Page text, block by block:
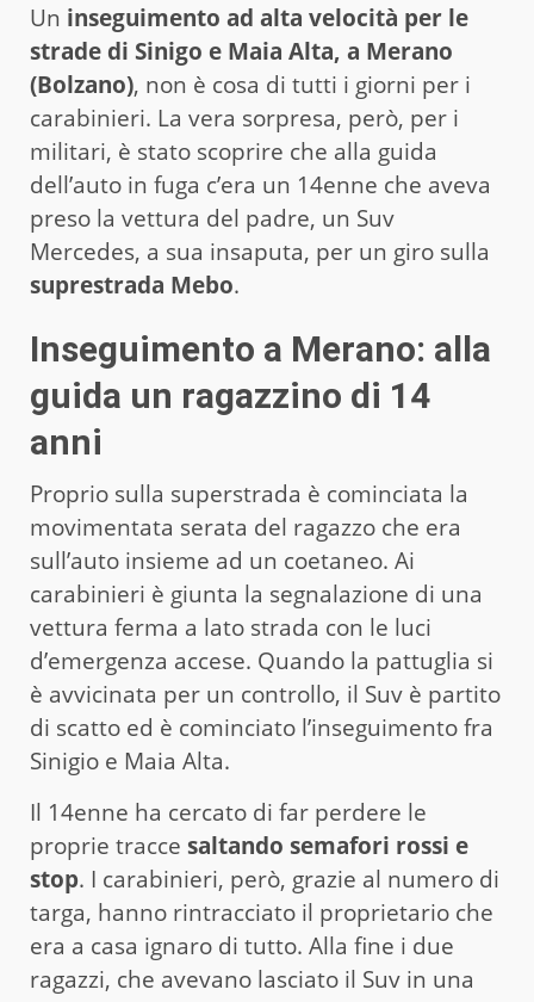
Un inseguimento ad alta velocità per le
strade di Sinigo e Maia Alta, a Merano
(Bolzano), non è cosa di tutti i giorni per i
carabinieri. La vera sorpresa, però, per i
militari, è stato scoprire che alla guida
dell’auto in fuga c’era un 14enne che aveva
preso la vettura del padre, un Suv
Mercedes, a sua insaputa, per un giro sulla
suprestrada Mebo.
Inseguimento a Merano: alla
guida un ragazzino di 14
anni
Proprio sulla superstrada è cominciata la
movimentata serata del ragazzo che era
sull’auto insieme ad un coetaneo. Ai
carabinieri è giunta la segnalazione di una
vettura ferma a lato strada con le luci
d’emergenza accese. Quando la pattuglia si
è avvicinata per un controllo, il Suv è partito
di scatto ed è cominciato l’inseguimento fra
Sinigio e Maia Alta.
Il 14enne ha cercato di far perdere le
proprie tracce saltando semafori rossi e
stop. I carabinieri, però, grazie al numero di
targa, hanno rintracciato il proprietario che
era a casa ignaro di tutto. Alla fine i due
ragazzi, che avevano lasciato il Suv in una